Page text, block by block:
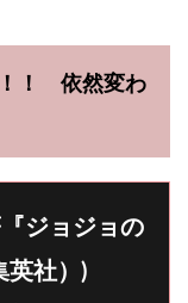
！！ 依然変わ
ジョジョの
英社）)